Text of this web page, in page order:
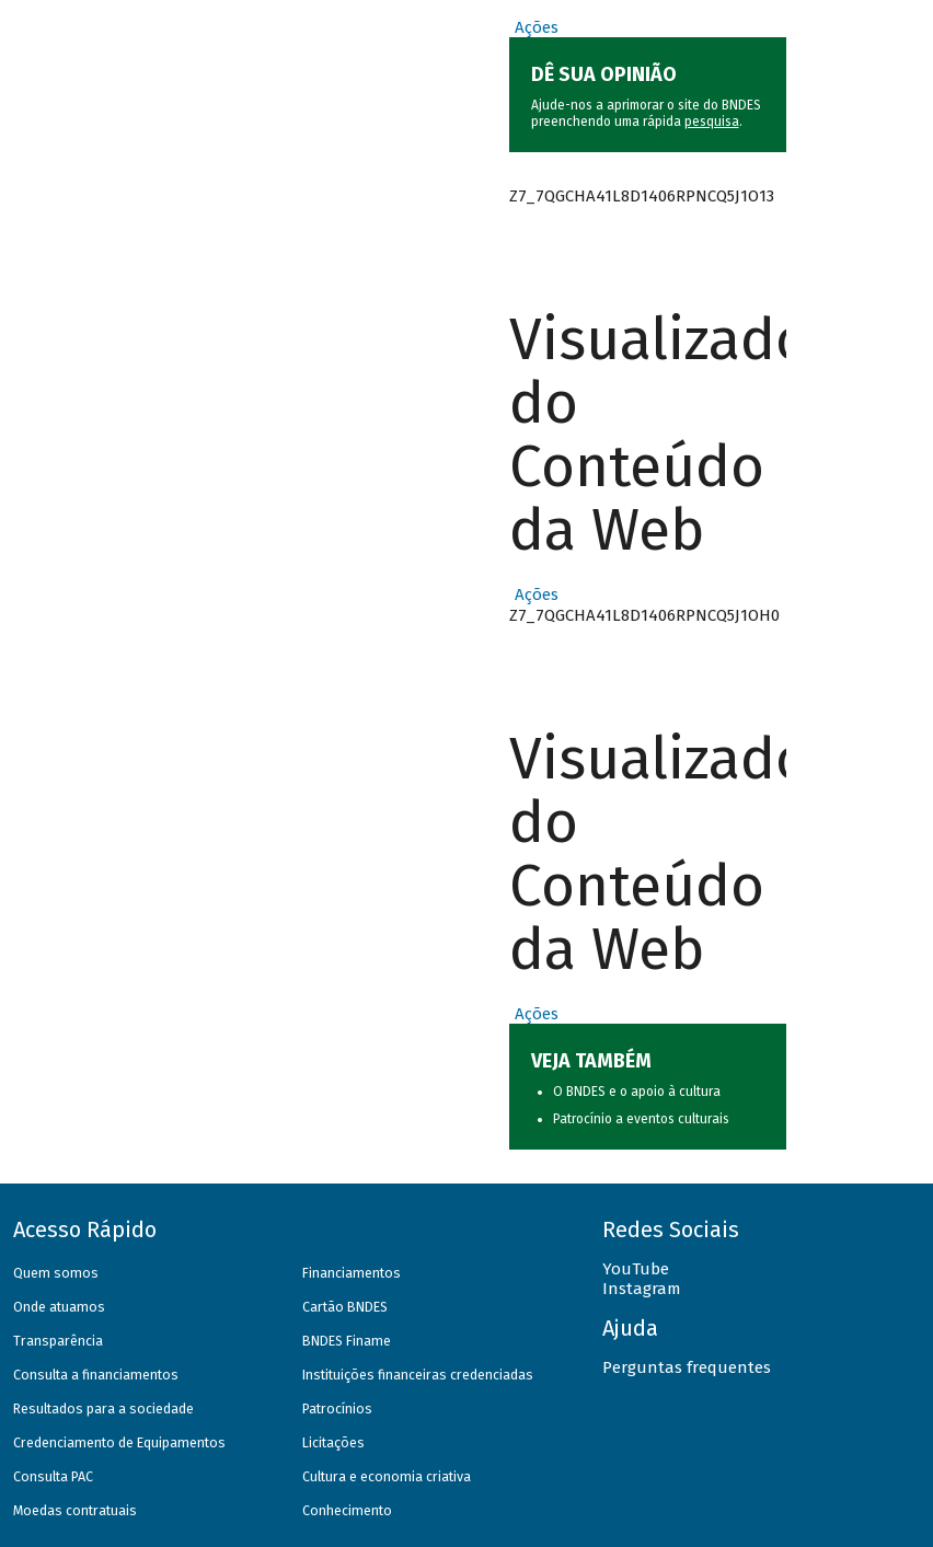
Ações
DÊ SUA OPINIÃO
Ajude-nos a aprimorar o site do BNDES
preenchendo uma rápida pesquisa.
Z7_7QGCHA41L8D1406RPNCQ5J1O13
Visualizador
do
Conteúdo
da Web
Ações
Z7_7QGCHA41L8D1406RPNCQ5J1OH0
Visualizador
do
Conteúdo
da Web
Ações
VEJA TAMBÉM
O BNDES e o apoio à cultura
Patrocínio a eventos culturais
Acesso Rápido
Quem somos
Onde atuamos
Transparência
Consulta a financiamentos
Resultados para a sociedade
Credenciamento de Equipamentos
Consulta PAC
Moedas contratuais
Financiamentos
Cartão BNDES
BNDES Finame
Instituições financeiras credenciadas
Patrocínios
Licitações
Cultura e economia criativa
Conhecimento
Redes Sociais
YouTube
Instagram
Ajuda
Perguntas frequentes